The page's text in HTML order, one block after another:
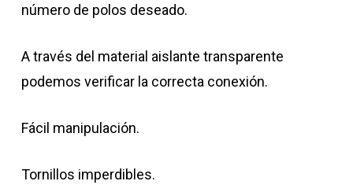
número de polos deseado.
A través del material aislante transparente
podemos verificar la correcta conexión.
Fácil manipulación.
Tornillos imperdibles.